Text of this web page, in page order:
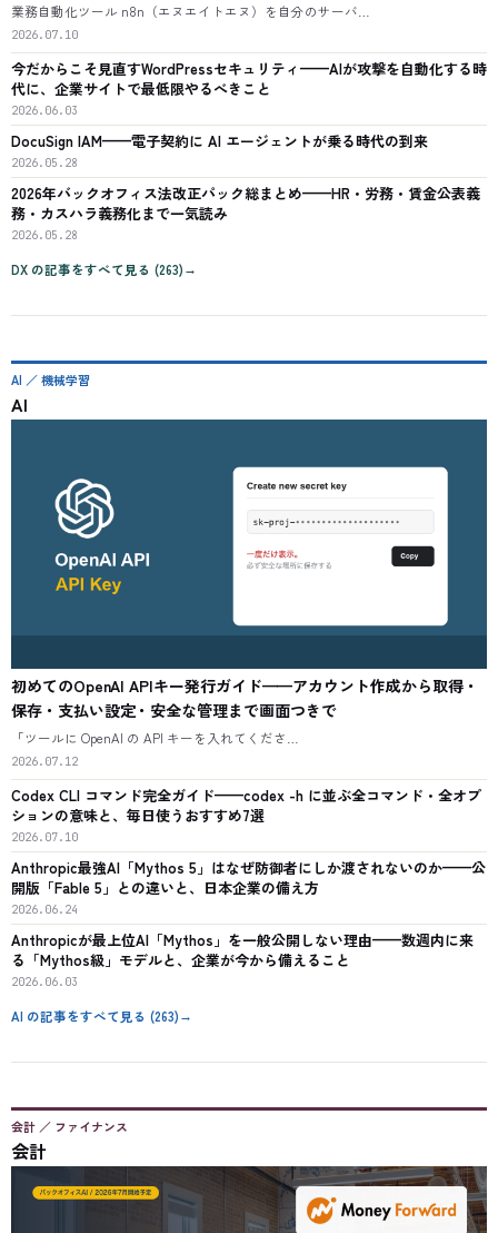
業務自動化ツール n8n（エヌエイトエヌ）を自分のサーバ…
2026.07.10
今だからこそ見直すWordPressセキュリティ——AIが攻撃を自動化する時
代に、企業サイトで最低限やるべきこと
2026.06.03
DocuSign IAM——電子契約に AI エージェントが乗る時代の到来
2026.05.28
2026年バックオフィス法改正パック総まとめ——HR・労務・賃金公表義
務・カスハラ義務化まで一気読み
2026.05.28
DX の記事をすべて見る (263) →
AI ／ 機械学習
AI
初めてのOpenAI APIキー発行ガイド——アカウント作成から取得・
保存・支払い設定・安全な管理まで画面つきで
「ツールに OpenAI の API キーを入れてくださ…
2026.07.12
Codex CLI コマンド完全ガイド——codex -h に並ぶ全コマンド・全オプ
ションの意味と、毎日使うおすすめ7選
2026.07.10
Anthropic最強AI「Mythos 5」はなぜ防御者にしか渡されないのか——公
開版「Fable 5」との違いと、日本企業の備え方
2026.06.24
Anthropicが最上位AI「Mythos」を一般公開しない理由——数週内に来
る「Mythos級」モデルと、企業が今から備えること
2026.06.03
AI の記事をすべて見る (263) →
会計 ／ ファイナンス
会計